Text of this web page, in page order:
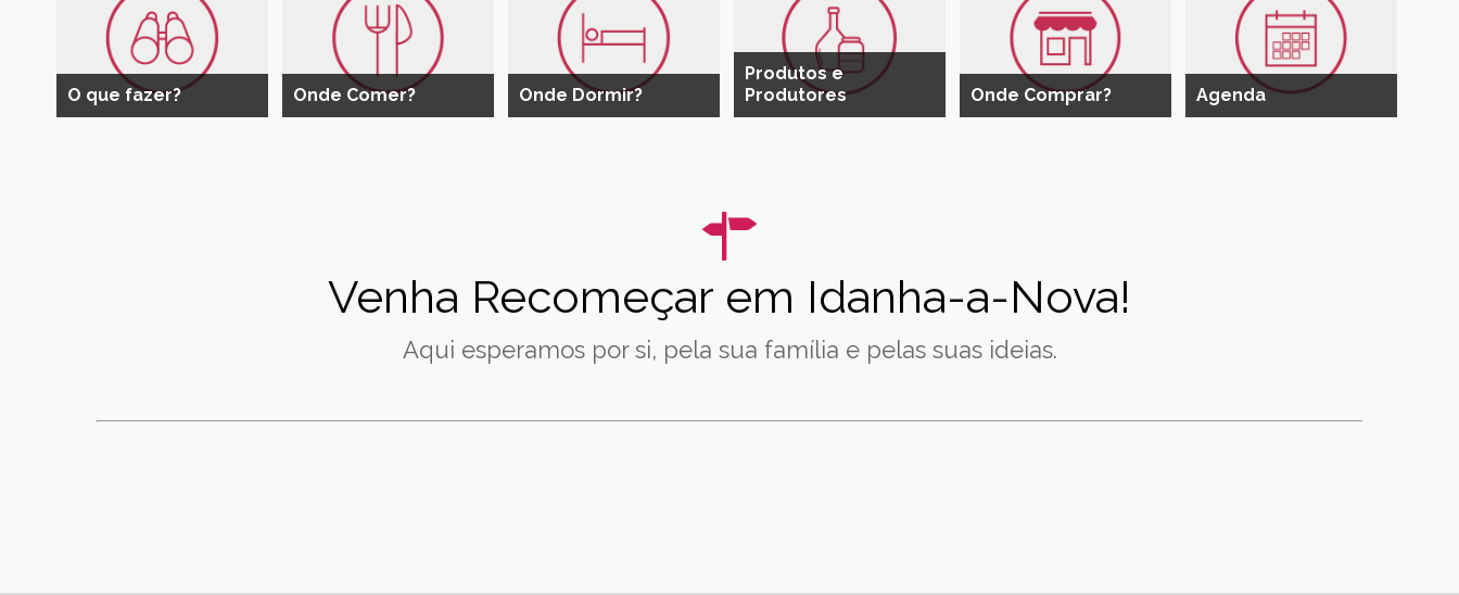
O que fazer? Onde Comer? Onde Dormir?
Produtos e
Produtores
Onde Comprar? Agenda
Venha Recomeçar em Idanha-a-Nova!
Aqui esperamos por si, pela sua família e pelas suas ideias.